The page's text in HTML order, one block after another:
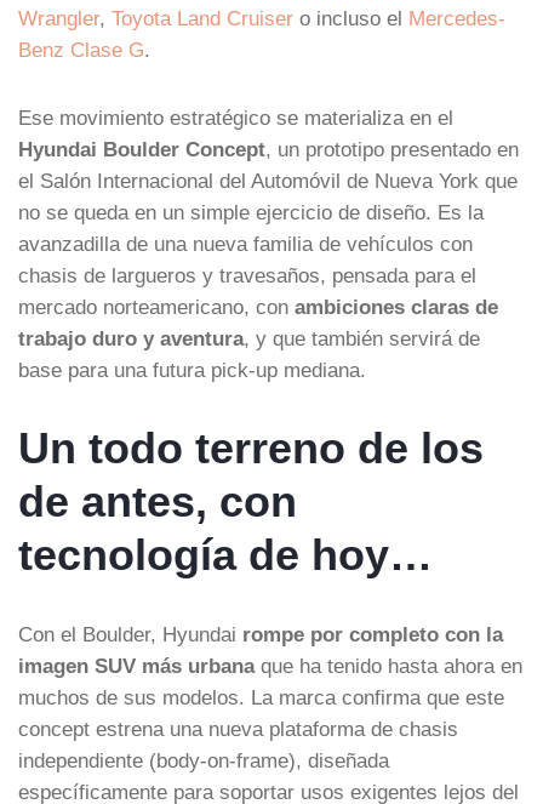
Wrangler, Toyota Land Cruiser o incluso el Mercedes-
Benz Clase G.
Ese movimiento estratégico se materializa en el
Hyundai Boulder Concept, un prototipo presentado en
el Salón Internacional del Automóvil de Nueva York que
no se queda en un simple ejercicio de diseño. Es la
avanzadilla de una nueva familia de vehículos con
chasis de largueros y travesaños, pensada para el
mercado norteamericano, con ambiciones claras de
trabajo duro y aventura, y que también servirá de
base para una futura pick-up mediana.
Un todo terreno de los
de antes, con
tecnología de hoy…
Con el Boulder, Hyundai rompe por completo con la
imagen SUV más urbanaque ha tenido hasta ahora en
muchos de sus modelos. La marca confirma que este
concept estrena una nueva plataforma de chasis
independiente (body-on-frame), diseñada
específicamente para soportar usos exigentes lejos del